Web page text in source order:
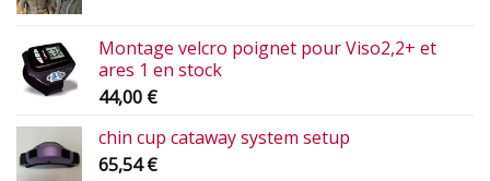
Montage velcro poignet pour Viso2,2+ et
ares 1 en stock
44,00 €
chin cup cataway system setup
65,54€